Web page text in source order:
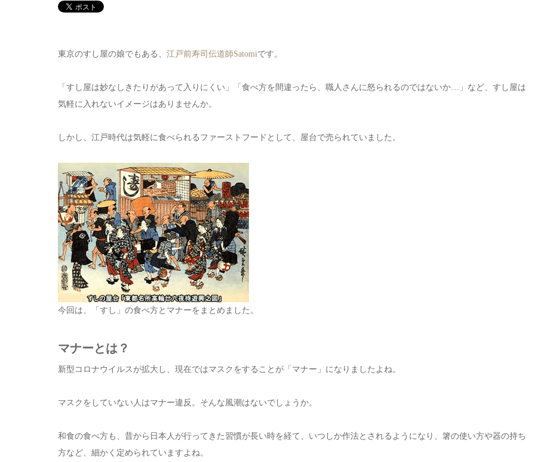
東京のすし屋の娘でもある、 江戸前寿司伝道師Satomiです。
「すし屋は妙なしきたりがあって入りにくい」「食べ方を間違ったら、職人さんに怒られるのではないか…」など、すし屋は
気軽に入れないイメージはありませんか。
しかし、江戸時代は気軽に食べられるファーストフードとして、屋台で売られていました。
今回は、「すし」の食べ方とマナーをまとめました。
マナーとは？
新型コロナウイルスが拡大し、現在ではマスクをすることが「マナー」になりましたよね。
マスクをしていない人はマナー違反。そんな風潮はないでしょうか。
和食の食べ方も、昔から日本人が行ってきた習慣が長い時を経て、いつしか作法とされるようになり、箸の使い方や器の持ち
方など、細かく定められていますよね。